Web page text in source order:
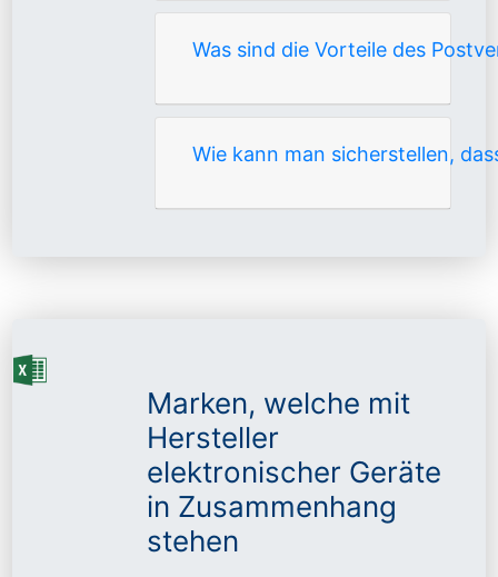
Was sind die Vorteile des
Wie kann man sicherstellen,
Marken, welche mit
Hersteller
elektronischer Geräte
in Zusammenhang
stehen